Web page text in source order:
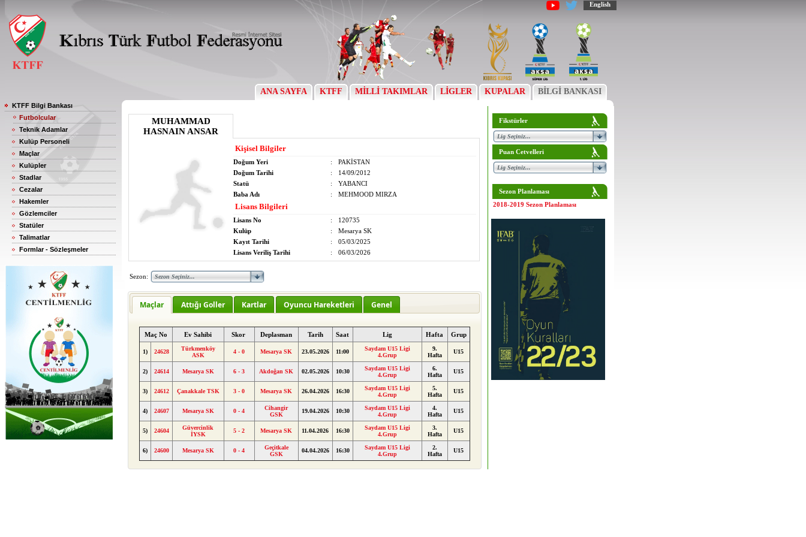
English
ANA SAYFA KTFF MİLLİ TAKIMLAR LİGLER KUPALAR BİLGİ BANKASI
KTFF Bilgi Bankası
Futbolcular
Teknik Adamlar
Kulüp Personeli
Maçlar
Kulüpler
Stadlar
Cezalar
Hakemler
Gözlemciler
Statüler
Talimatlar
Formlar - Sözleşmeler
MUHAMMAD
HASNAIN ANSAR
Kişisel Bilgiler
Doğum Yeri :
PAKİSTAN
Doğum Tarihi
:
14/09/2012
Statü
:
YABANCI
Baba Adı
: MEHMOOD MIRZA
Lisans Bilgileri
Lisans No :
120735
Kulüp
:
Mesarya SK
Kayıt Tarihi
:
05/03/2025
Lisans Veriliş Tarihi
: 06/03/2026
Sezon:
Maçlar Attığı Goller Kartlar Oyuncu Hareketleri Genel
Maç No Ev Sahibi Skor Deplasman Tarih Saat Lig Hafta Grup
1) 24628
Türkmenköy
ASK
4 - 0 Mesarya SK 23.05.2026 11:00
Saydam U15 Ligi
4.Grup
9.
Hafta
U15
2) 24614 Mesarya SK 6 - 3 Akdoğan SK 02.05.2026 10:30
Saydam U15 Ligi
4.Grup
6.
Hafta
U15
3) 24612 Çanakkale TSK 3 - 0 Mesarya SK 26.04.2026 16:30
Saydam U15 Ligi
4.Grup
5.
Hafta
U15
4) 24607 Mesarya SK 0 - 4
Cihangir
GSK
19.04.2026 10:30
Saydam U15 Ligi
4.Grup
4.
Hafta
U15
5) 24604
Güvercinlik
İYSK
5 - 2 Mesarya SK 11.04.2026 16:30
Saydam U15 Ligi
4.Grup
3.
Hafta
U15
6) 24600 Mesarya SK 0 - 4
Geçitkale
GSK
04.04.2026 16:30
Saydam U15 Ligi
4.Grup
2.
Hafta
U15
Fikstürler
Puan Cetvelleri
Sezon Planlaması
2018-2019 Sezon Planlaması